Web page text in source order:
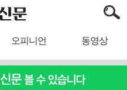
오피니언 동영상